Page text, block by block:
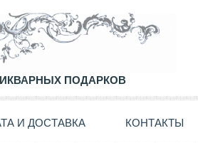
ПОДАРКОВ
И ДОСТАВКА КОНТАКТЫ